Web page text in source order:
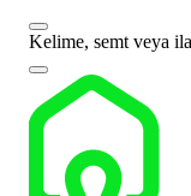
Kelime, semt veya